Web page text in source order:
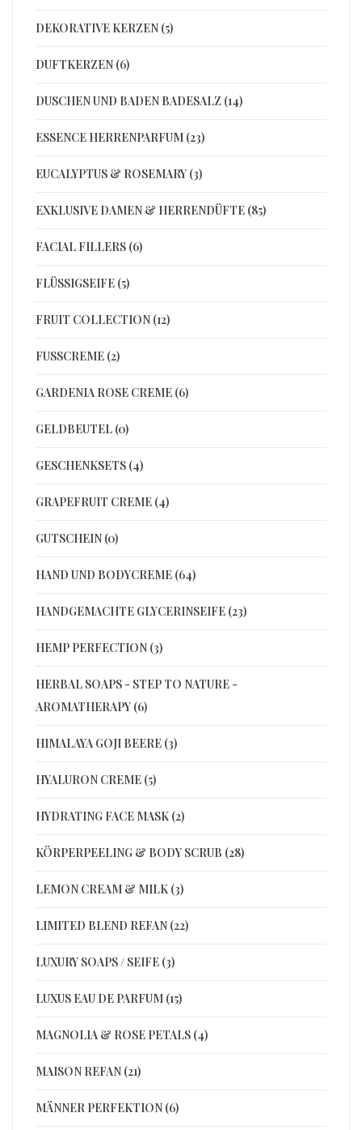
DEKORATIVE KERZEN (5)
DUFTKERZEN (6)
DUSCHEN UND BADEN BADESALZ (14)
ESSENCE HERRENPARFUM (23)
EUCALYPTUS & ROSEMARY (3)
EXKLUSIVE DAMEN & HERRENDÜFTE (85)
FACIAL FILLERS (6)
FLÜSSIGSEIFE (5)
FRUIT COLLECTION (12)
FUSSCREME (2)
GARDENIA ROSE CREME (6)
GELDBEUTEL (0)
GESCHENKSETS (4)
GRAPEFRUIT CREME (4)
GUTSCHEIN (0)
HAND UND BODYCREME (64)
HANDGEMACHTE GLYCERINSEIFE (23)
HEMP PERFECTION (3)
HERBAL SOAPS - STEP TO NATURE -
AROMATHERAPY (6)
HIMALAYA GOJI BEERE (3)
HYALURON CREME (5)
HYDRATING FACE MASK (2)
KÖRPERPEELING & BODY SCRUB (28)
LEMON CREAM & MILK (3)
LIMITED BLEND REFAN (22)
LUXURY SOAPS / SEIFE (3)
LUXUS EAU DE PARFUM (15)
MAGNOLIA & ROSE PETALS (4)
MAISON REFAN (21)
MÄNNER PERFEKTION (6)